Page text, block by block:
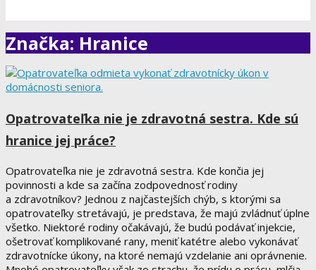
Značka: Hranice
Opatrovateľka nie je zdravotná sestra. Kde sú
hranice jej práce?
Opatrovateľka nie je zdravotná sestra. Kde končia jej
povinnosti a kde sa začína zodpovednosť rodiny
a zdravotníkov? Jednou z najčastejších chýb, s ktorými sa
opatrovateľky stretávajú, je predstava, že majú zvládnuť úplne
všetko. Niektoré rodiny očakávajú, že budú podávať injekcie,
ošetrovať komplikované rany, meniť katétre alebo vykonávať
zdravotnícke úkony, na ktoré nemajú vzdelanie ani oprávnenie.